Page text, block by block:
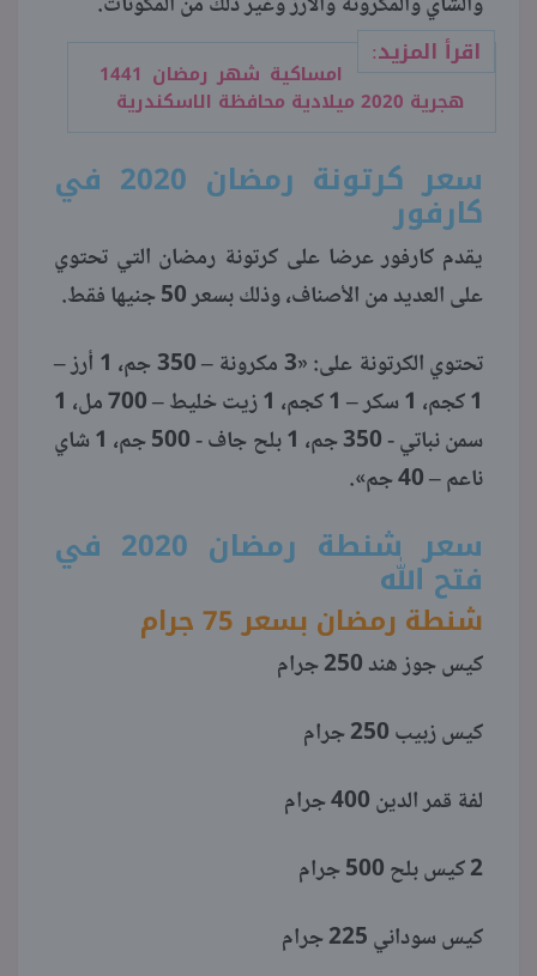
اقرأ المزيد:
امساكية شهر رمضان 1441
هجرية 2020 ميلادية محافظة الاسكندرية
سعر كرتونة رمضان 2020 في
كارفور
يقدم كارفور عرضا على كرتونة رمضان التي تحتوي
على العديد من الأصناف، وذلك بسعر 50 جنيها فقط.
تحتوي الكرتونة على: «3 مكرونة – 350 جم، 1 أرز –
1 كجم، 1 سكر – 1 كجم، 1 زيت خليط – 700 مل، 1
سمن نباتي - 350 جم، 1 بلح جاف - 500 جم، 1 شاي
ناعم – 40 جم».
سعر شنطة رمضان 2020 في
فتح الله
شنطة رمضان بسعر 75 جرام
كيس جوز هند 250 جرام
كيس زبيب 250 جرام
لفة قمر الدين 400 جرام
2 كيس بلح 500 جرام
كيس سوداني 225 جرام